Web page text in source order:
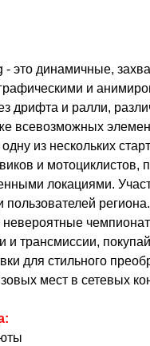
- это динамичные,
и
дрифта и ралли,
всевозможных
одну из нескольких
и
локациями.
пользователей
невероятные
и трансмиссии,
для стильного
мест в сетевых